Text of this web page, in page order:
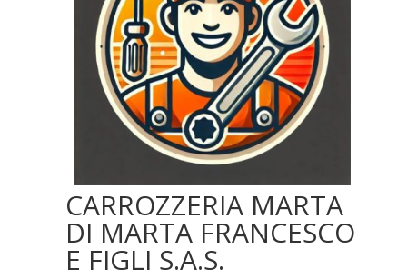
CARROZZERIA MARTA
DI MARTA FRANCESCO
E FIGLI S.A.S.